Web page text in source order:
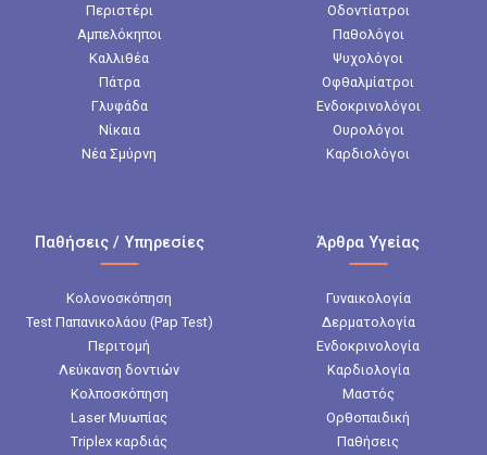
Περιστέρι
Αμπελόκηποι
Καλλιθέα
Πάτρα
Γλυφάδα
Νίκαια
Νέα Σμύρνη
Οδοντίατροι
Παθολόγοι
Ψυχολόγοι
Οφθαλμίατροι
Ενδοκρινολόγοι
Ουρολόγοι
Καρδιολόγοι
Παθήσεις / Υπηρεσίες
Κολονοσκόπηση
Test Παπανικολάου (Pap Test)
Περιτομή
Λεύκανση δοντιών
Κολποσκόπηση
Laser Μυωπίας
Triplex καρδιάς
Άρθρα Υγείας
Γυναικολογία
Δερματολογία
Ενδοκρινολογία
Καρδιολογία
Μαστός
Ορθοπαιδική
Παθήσεις